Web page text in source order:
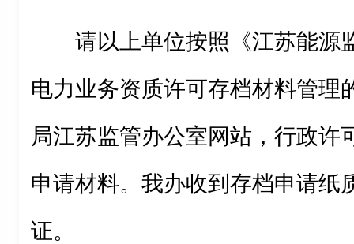
请以上单位按照《江苏能源
电力业务资质许可存档材料管理
局江苏监管办公室网站，行政许
申请材料。我办收到存档申请纸
证。